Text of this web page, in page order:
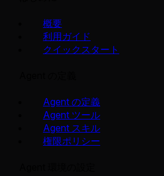
概要
利用ガイド
クイックスタート
Agent の定義
Agent ツール
Agent スキル
権限ポリシー